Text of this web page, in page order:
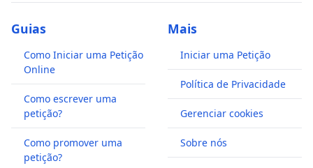
Guias
Como Iniciar uma Petição
Online
Como escrever uma
petição?
Como promover uma
petição?
Mais
Iniciar uma Petição
Política de Privacidade
Gerenciar cookies
Sobre nós